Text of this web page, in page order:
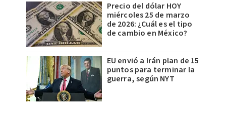
Precio del dólar HOY
miércoles 25 de marzo
de 2026: ¿Cuál es el tipo
de cambio en México?
EU envió a Irán plan de 15
puntos para terminar la
guerra, según NYT